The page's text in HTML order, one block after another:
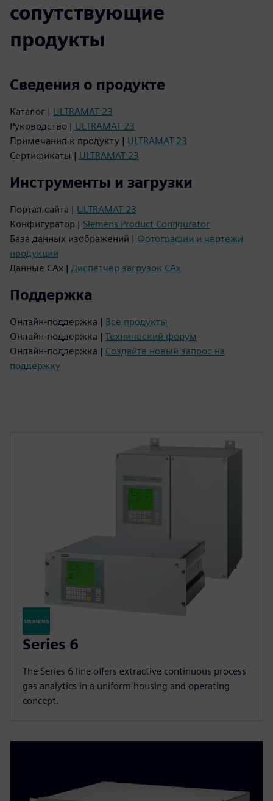
сопутствующие
продукты
Сведения о продукте
Каталог | ULTRAMAT 23
Руководство | ULTRAMAT 23
Примечания к продукту | ULTRAMAT 23
Сертификаты | ULTRAMAT 23
Инструменты и загрузки
Портал сайта | ULTRAMAT 23
Конфигуратор | Siemens Product Configurator
База данных изображений | Фотографии и чертежи
продукции
Данные CAx | Диспетчер загрузок CAx
Поддержка
Онлайн-поддержка | Все продукты
Онлайн-поддержка | Технический форум
Онлайн-поддержка | Создайте новый запрос на
поддержку
Series 6
The Series 6 line offers extractive continuous process
gas analytics in a uniform housing and operating
concept.